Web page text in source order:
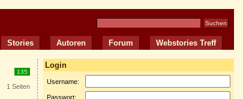
Stories Autoren Forum Webstories Treff
135
1 Seiten
Login
Username:
Passwort: